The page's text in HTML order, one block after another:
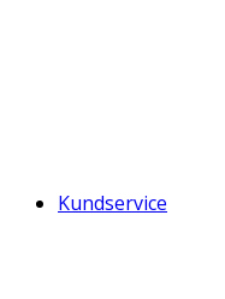
Kundservice